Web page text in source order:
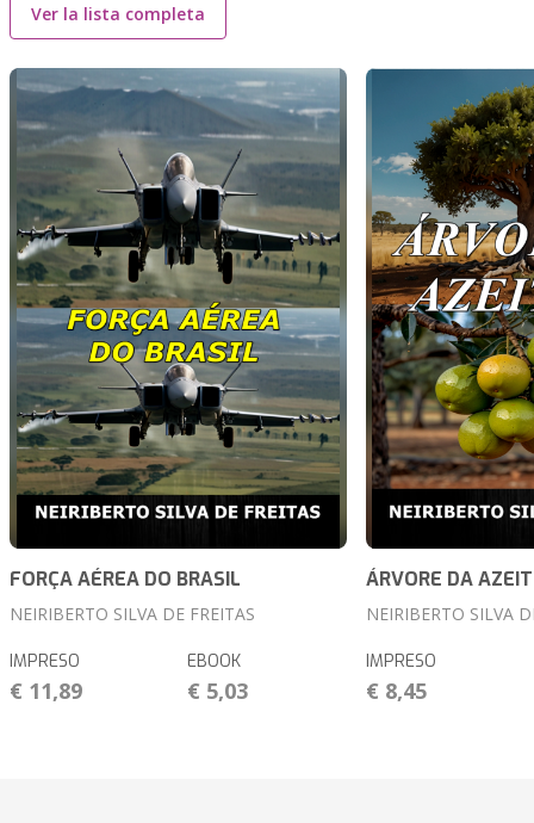
Ver la lista completa
FORÇA AÉREA DO BRASIL
NEIRIBERTO SILVA DE FREITAS
IMPRESO
€ 11,89
EBOOK
€ 5,03
ÁRVORE DA
NEIRIBERTO SILVA
IMPRESO
€ 8,45